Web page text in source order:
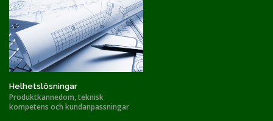
Helhetslösningar
Produktkännedom, teknisk
kompetens och kundanpassningar